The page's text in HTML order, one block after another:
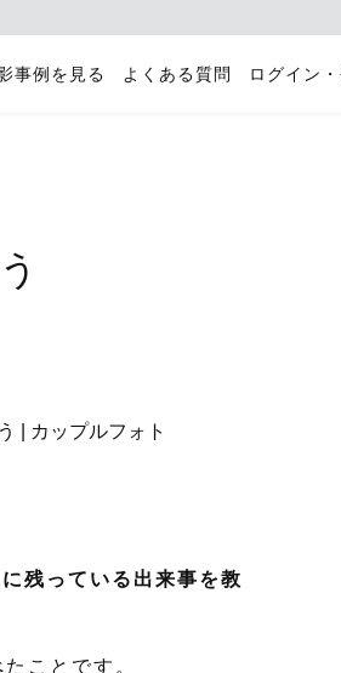
事例を見る よくある質問 ログイン
残っている出来事を教
ことです。